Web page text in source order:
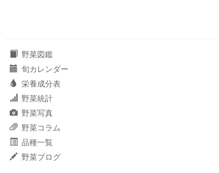
野菜図鑑
旬カレンダー
栄養成分表
野菜統計
野菜写真
野菜コラム
品種一覧
野菜ブログ